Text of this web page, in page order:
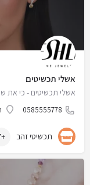
אשלי תכשיטים
אשלי תכשיטים - כי את
0585555778
תכשיטי זהב +7